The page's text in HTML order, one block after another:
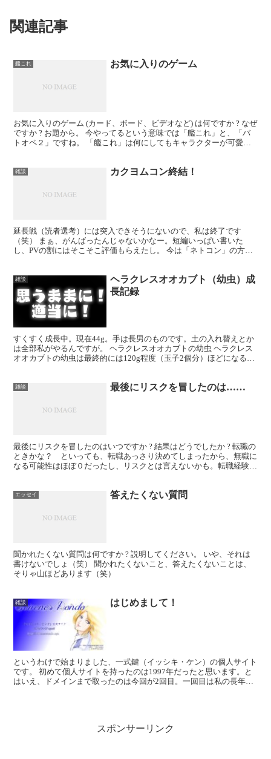
関連記事
艦これ お気に入りのゲーム
お気に入りのゲーム (カード、ボード、ビデオなど) は何ですか ? なぜ
ですか ? お題から。 今やってるという意味では「艦これ」と、「バ
トオペ２」ですね。 「艦これ」は何にしてもキャラクターが可愛い
雑談 カクヨムコン終結！
延長戦（読者選考）には突入できそうにないので、私は終了です
（笑） まぁ、がんばったんじゃないかなー。短編いっぱい書いた
し、PVの割にはそこそこ評価もらえたし。 今は「ネトコン」の方で
雑談
ヘラクレスオオカブト（幼虫）成
長記録
すくすく成長中。現在44g。手は長男のものです。土の入れ替えとか
は全部私がやるんですが。 ヘラクレスオオカブトの幼虫 ヘラクレス
オオカブトの幼虫は最終的には120g程度（玉子2個分）ほどになると
雑談 最後にリスクを冒したのは……
最後にリスクを冒したのはいつですか ? 結果はどうでしたか ? 転職の
ときかな？ といっても、転職あっさり決めてしまったから、無職に
なる可能性はほぼ０だったし、リスクとは言えないかも。転職経験は
エッセイ 答えたくない質問
聞かれたくない質問は何ですか ? 説明してください。 いや、それは
書けないでしょ（笑） 聞かれたくないこと、答えたくないことは、
そりゃ山ほどあります（笑）
雑談 はじめまして！
というわけで始まりました、一式鍵（イッシキ・ケン）の個人サイト
です。 初めて個人サイトを持ったのは1997年だったと思います。と
はいえ、ドメインまで取ったのは今回が2回目。一回目は私の長年に
スポンサーリンク